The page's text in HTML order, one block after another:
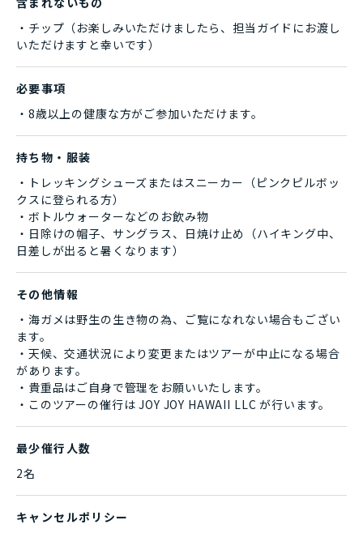
・チップ（お楽しみいただけましたら、担当ガイドにお渡し
いただけますと幸いです）
必要事項
・8歳以上の健康な方がご参加いただけます。
持ち物・服装
・トレッキングシューズまたはスニーカー（ピンクピルボッ
クスに登られる方）
・ボトルウォーターなどのお飲み物
・日除けの帽子、サングラス、日焼け止め（ハイキング中、
日差しが出ると暑くなります）
その他情報
・海ガメは野生の生き物の為、ご覧になれない場合もござい
ます。
・天候、交通状況により変更またはツアーが中止になる場合
があります。
・貴重品はご自身で管理をお願いいたします。
・このツアーの催行は JOY JOY HAWAII LLC が行います。
最少催行人数
2名
キャンセルポリシー